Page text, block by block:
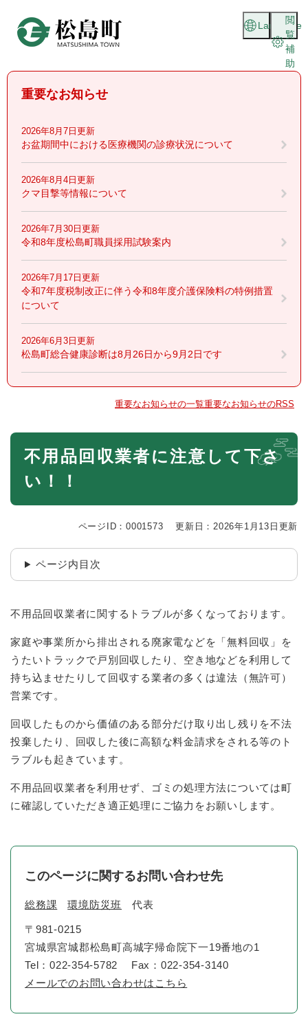
頭
閲
覧
補
助
Language
重要なお知らせ
2026年8月7日更新
お盆期間中における医療機関の診療状況について
2026年8月4日更新
クマ目撃等情報について
2026年7月30日更新
令和8年度松島町職員採用試験案内
2026年7月17日更新
令和7年度税制改正に伴う令和8年度介護保険料の特例措置
について
2026年6月3日更新
松島町総合健康診断は8月26日から9月2日です
重要なお知らせの一覧重要なお知らせのRSS
本
不用品回収業者に注意して下さ
い！！
ページID：0001573 更新日：2026年1月13日更新
ページ内目次
不用品回収業者に関するトラブルが多くなっております。
家庭や事業所から排出される廃家電などを「無料回収」を
うたいトラックで戸別回収したり、空き地などを利用して
持ち込ませたりして回収する業者の多くは違法（無許可）
営業です。
回収したものから価値のある部分だけ取り出し残りを不法
投棄したり、回収した後に高額な料金請求をされる等のト
ラブルも起きています。
不用品回収業者を利用せず、ゴミの処理方法については町
に確認していただき適正処理にご協力をお願いします。
このページに関するお問い合わせ先
総務課 環境防災班 代表
〒981-0215
宮城県宮城郡松島町高城字帰命院下一19番地の1
Tel：022-354-5782
Fax：022-354-3140
メールでのお問い合わせはこちら